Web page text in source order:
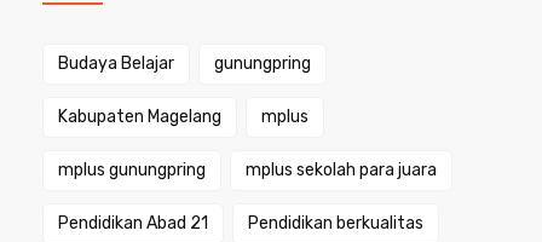
Budaya Belajar gunungpring
Kabupaten Magelang mplus
mplus gunungpring mplus sekolah para juara
Pendidikan Abad 21 Pendidikan berkualitas